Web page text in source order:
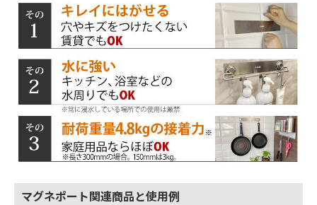
マグネポート関連商品と使用例